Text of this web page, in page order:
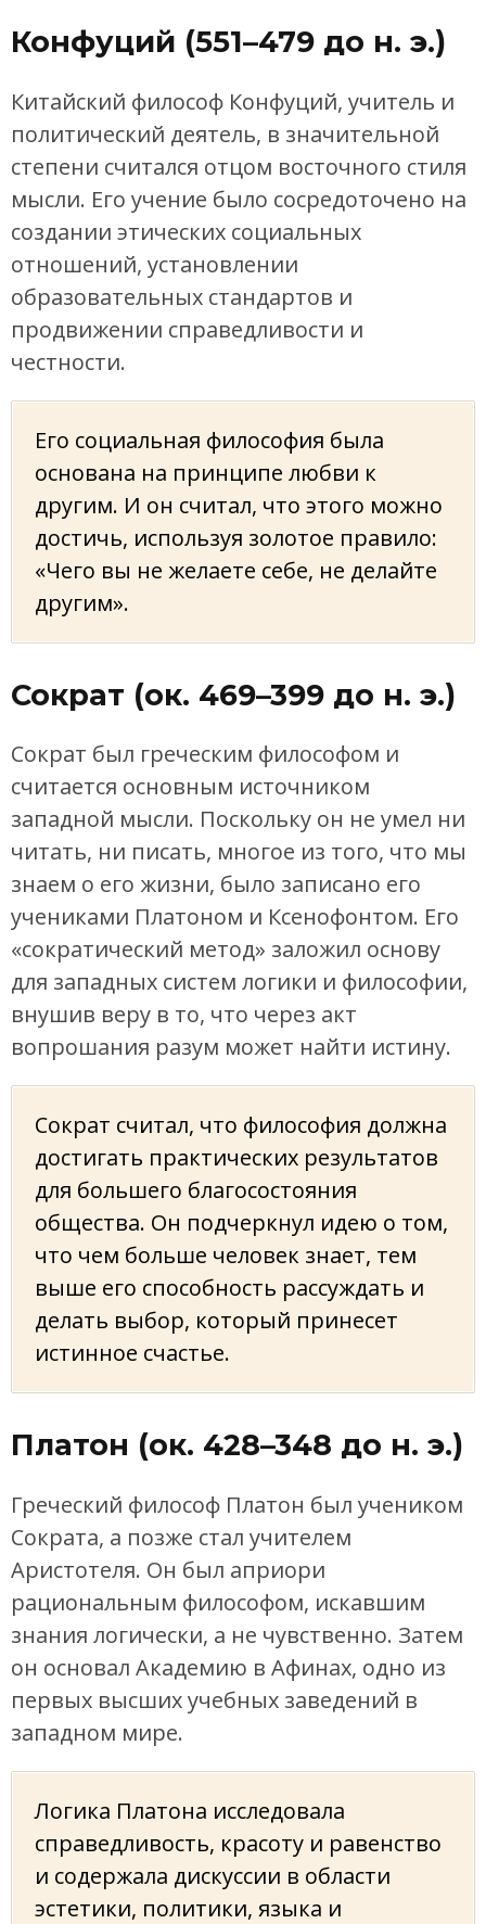
Конфуций (551–479 до н. э.)
Китайский философ Конфуций, учитель и
политический деятель, в значительной
степени считался отцом восточного стиля
мысли. Его учение было сосредоточено на
создании этических социальных
отношений, установлении
образовательных стандартов и
продвижении справедливости и
честности.
Его социальная философия была
основана на принципе любви к
другим. И он считал, что этого можно
достичь, используя золотое правило:
«Чего вы не желаете себе, не делайте
другим».
Сократ (ок. 469–399 до н. э.)
Сократ был греческим философом и
считается основным источником
западной мысли. Поскольку он не умел ни
читать, ни писать, многое из того, что мы
знаем о его жизни, было записано его
учениками Платоном и Ксенофонтом. Его
«сократический метод» заложил основу
для западных систем логики и философии,
внушив веру в то, что через акт
вопрошания разум может найти истину.
Сократ считал, что философия должна
достигать практических результатов
для большего благосостояния
общества. Он подчеркнул идею о том,
что чем больше человек знает, тем
выше его способность рассуждать и
делать выбор, который принесет
истинное счастье.
Платон (ок. 428–348 до н. э.)
Греческий философ Платон был учеником
Сократа, а позже стал учителем
Аристотеля. Он был априори
рациональным философом, искавшим
знания логически, а не чувственно. Затем
он основал Академию в Афинах, одно из
первых высших учебных заведений в
западном мире.
Логика Платона исследовала
справедливость, красоту и равенство
и содержала дискуссии в области
эстетики, политики, языка и